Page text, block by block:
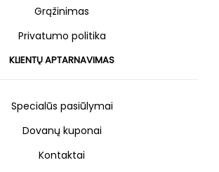
Grąžinimas
Privatumo politika
KLIENTŲ APTARNAVIMAS
Specialūs pasiūlymai
Dovanų kuponai
Kontaktai